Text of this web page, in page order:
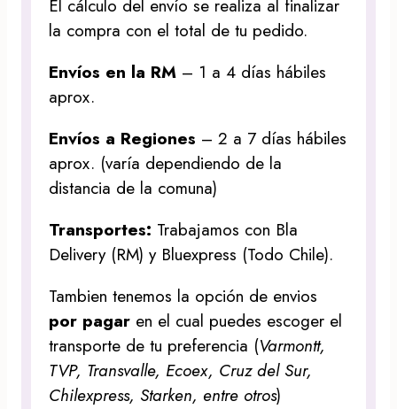
El cálculo del envío se realiza al finalizar
la compra con el total de tu pedido.
Envíos en la RM – 1 a 4 días hábiles
aprox.
Envíos a Regiones – 2 a 7 días hábiles
aprox. (varía dependiendo de la
distancia de la comuna)
Transportes: Trabajamos con Bla
Delivery (RM) y Bluexpress (Todo Chile).
Tambien tenemos la opción de envios
por pagar en el cual puedes escoger el
transporte de tu preferencia (Varmontt,
TVP, Transvalle, Ecoex, Cruz del Sur,
Chilexpress, Starken, entre otros)